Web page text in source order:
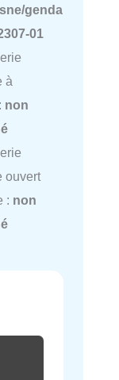
genda
01
à
non
ouvert
: non